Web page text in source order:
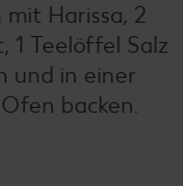
Harissa, 2
1 Teelöffel Salz
und in einer
backen.